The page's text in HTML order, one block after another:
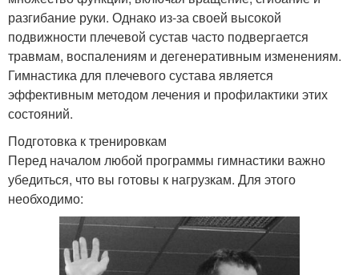
разгибание руки. Однако из-за своей высокой
подвижности плечевой сустав часто подвергается
травмам, воспалениям и дегенеративным изменениям.
Гимнастика для плечевого сустава является
эффективным методом лечения и профилактики этих
состояний.
Подготовка к тренировкам
Перед началом любой программы гимнастики важно
убедиться, что вы готовы к нагрузкам. Для этого
необходимо: